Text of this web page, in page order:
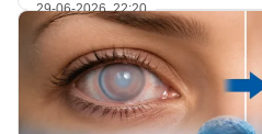
29-06-2026, 22:20